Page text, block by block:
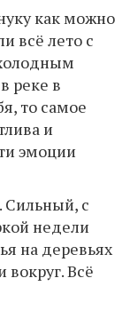
как можно
всё лето с
реке в
то самое
и
эмоции
с
недели
на деревьях
Всё